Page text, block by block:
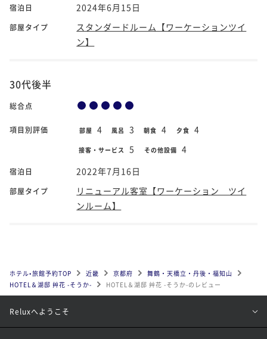
宿泊日 2024年6月15日
部屋タイプ
スタンダードルーム【ワーケーションツイ
ン】
30代後半
総合点
項目別評価 部屋 4 風呂 3 朝食 4 夕食 4
接客・サービス 5 その他設備 4
宿泊日 2022年7月16日
部屋タイプ
リニューアル客室【ワーケーション ツイ
ンルーム】
ホテル•旅館予約TOP 近畿 京都府
舞鶴・天橋立・丹後・福知山
HOTEL＆湖邸 艸花 -そうか-
HOTEL＆湖邸 艸花 -そうか-のレビュー
Reluxへようこそ